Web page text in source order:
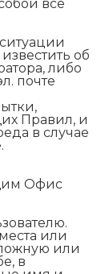
все
об
либо
почте
Правил, и
в случае
Офис
или
или
в